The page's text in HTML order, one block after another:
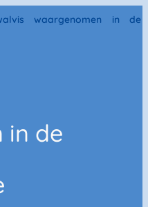
waargenomen in de
in de